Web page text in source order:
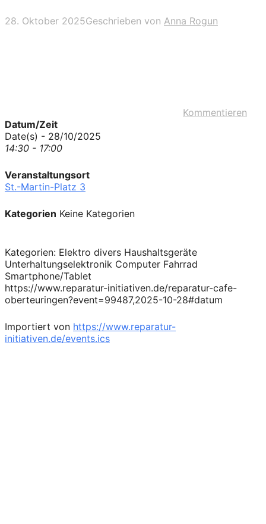
28. Oktober 2025Geschrieben von Anna Rogun
Kommentieren
Datum/Zeit
Date(s) - 28/10/2025
14:30 - 17:00
Veranstaltungsort
St.-Martin-Platz 3
Kategorien Keine Kategorien
Kategorien: Elektro divers Haushaltsgeräte
Unterhaltungselektronik Computer Fahrrad
Smartphone/Tablet
https://www.reparatur-initiativen.de/reparatur-cafe-
oberteuringen?event=99487,2025-10-28#datum
Importiert von https://www.reparatur-
initiativen.de/events.ics